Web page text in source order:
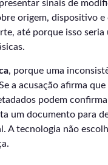
sinais de
origem, dispositivo e
até porque isso
, porque uma
a acusação afirma
podem
um documento para
A tecnologia não